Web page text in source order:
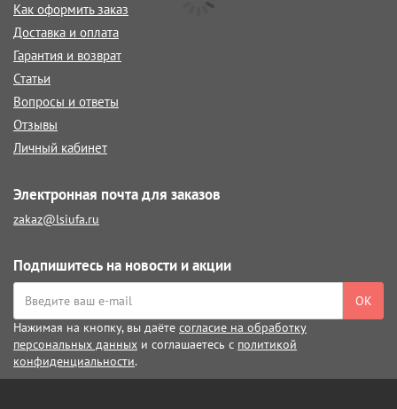
Как оформить заказ
Доставка и оплата
Гарантия и возврат
Статьи
Вопросы и ответы
Отзывы
Личный кабинет
Электронная почта для заказов
zakaz@lsiufa.ru
Подпишитесь на новости и акции
ОК
Нажимая на кнопку, вы даёте согласие на обработку
персональных данных и соглашаетесь с политикой
конфиденциальности.